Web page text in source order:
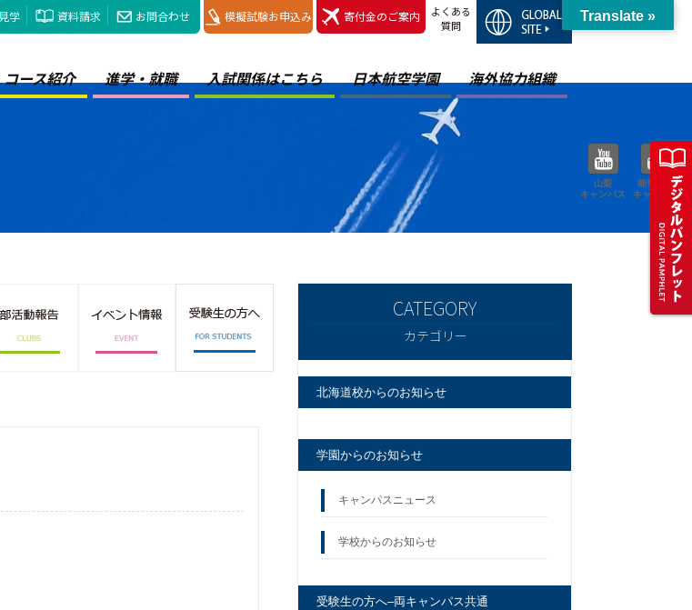
学 資料請求 お問合わせ 模擬試験お申込み 寄付金のご案内
よくある
質問
ース紹介 進学・就職 入試関係はこちら 日本航空学園 海外協力組織
山梨
キャンパス
能登空港
キャンパス
カテゴリー
北海道校からのお知らせ
学園からのお知らせ
キャンパスニュース
学校からのお知らせ
受験生の方へ–両キャンパス共通
Translate »